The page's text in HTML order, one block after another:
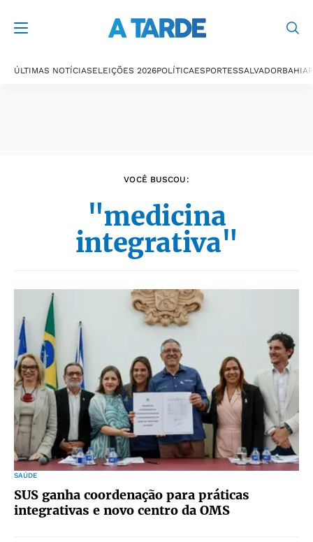
ÚLTIMAS NOTÍCIASELEIÇÕES 2026POLÍTICAESPORTESSALVADORBAHIA
VOCÊ BUSCOU:
"medicina
integrativa"
SAÚDE
SUS ganha coordenação para práticas
integrativas e novo centro da OMS